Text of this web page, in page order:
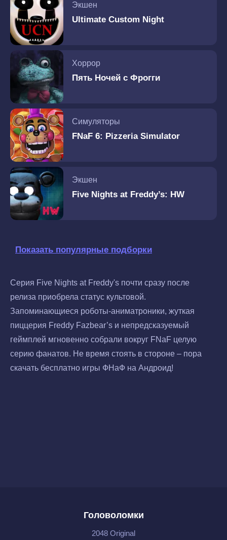
Экшен
Ultimate Custom Night
Хоррор
Пять Ночей с Фрогги
Симуляторы
FNaF 6: Pizzeria Simulator
Экшен
Five Nights at Freddy’s: HW
Показать популярные подборки
Серия Five Nights at Freddy's почти сразу после
релиза приобрела статус культовой.
Запоминающиеся роботы-аниматроники, жуткая
пиццерия Freddy Fazbear’s и непредсказуемый
геймплей мгновенно собрали вокруг FNaF целую
серию фанатов. Не время стоять в стороне – пора
скачать бесплатно игры ФНаФ на Андроид!
Головоломки
2048 Original